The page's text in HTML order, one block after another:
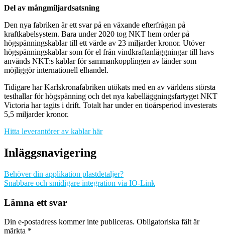
Del av mångmiljardsatsning
Den nya fabriken är ett svar på en växande efterfrågan på
kraftkabelsystem. Bara under 2020 tog NKT hem order på
högspänningskablar till ett värde av 23 miljarder kronor. Utöver
högspänningskablar som för el från vindkraftanläggningar till havs
används NKT:s kablar för sammankopplingen av länder som
möjliggör internationell elhandel.
Tidigare har Karlskronafabriken utökats med en av världens största
testhallar för högspänning och det nya kabelläggningsfartyget NKT
Victoria har tagits i drift. Totalt har under en tioårsperiod investerats
5,5 miljarder kronor.
Hitta leverantörer av kablar här
Inläggsnavigering
Behöver din applikation plastdetaljer?
Snabbare och smidigare integration via IO-Link
Lämna ett svar
Din e-postadress kommer inte publiceras. Obligatoriska fält är
märkta *